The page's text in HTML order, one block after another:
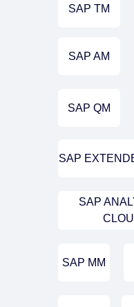
SAP
SAP AM
SAP
SAP MM
SAP TM
SAP QM